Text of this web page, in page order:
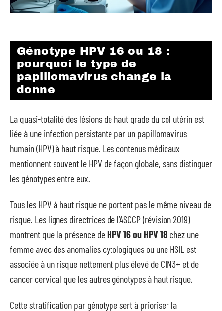
Génotype HPV 16 ou 18 :
pourquoi le type de
papillomavirus change la
donne
La quasi-totalité des lésions de haut grade du col utérin est
liée à une infection persistante par un papillomavirus
humain (HPV) à haut risque. Les contenus médicaux
mentionnent souvent le HPV de façon globale, sans distinguer
les génotypes entre eux.
Tous les HPV à haut risque ne portent pas le même niveau de
risque. Les lignes directrices de l’ASCCP (révision 2019)
montrent que la présence deHPV 16 ou HPV 18 chez une
femme avec des anomalies cytologiques ou une HSIL est
associée à un risque nettement plus élevé de CIN3+ et de
cancer cervical que les autres génotypes à haut risque.
Cette stratification par génotype sert à prioriser la